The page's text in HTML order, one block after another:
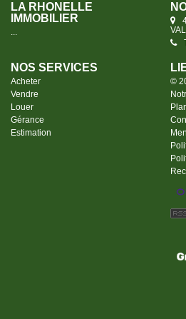
LA RHONELLE
IMMOBILIER
...
NOS SERVICES
Acheter
Vendre
Louer
Gérance
Estimation
©